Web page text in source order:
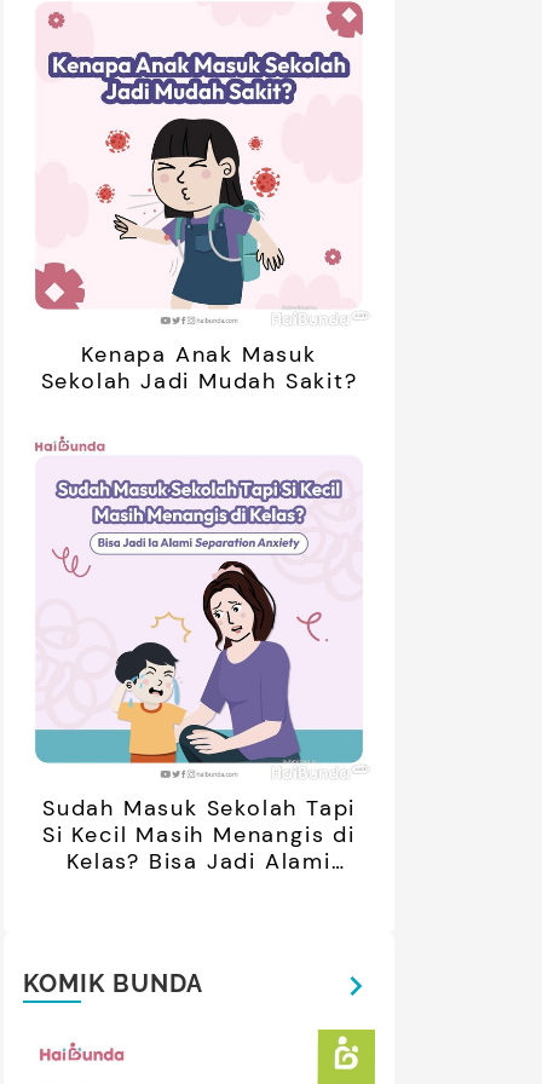
Kenapa Anak Masuk
Sekolah Jadi Mudah Sakit?
Sudah Masuk Sekolah Tapi
Si Kecil Masih Menangis di
Kelas? Bisa Jadi Alami
KOMIK BUNDA